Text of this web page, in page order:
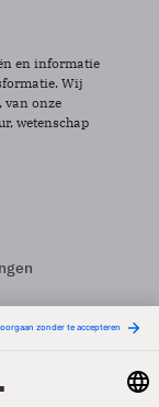
en informatie
Wij
van onze
wetenschap